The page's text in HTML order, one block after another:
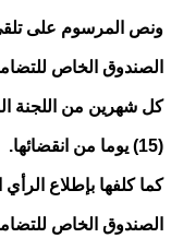
ونص المرسوم على تلقي
الصندوق الخاص
كل شهرين من اللجنة
(15) يوما من انقضائها.
كما كلفها بإطلاع
الصندوق الخاص